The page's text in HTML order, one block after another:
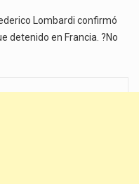
Lombardi confirmó
detenido en Francia. ?No